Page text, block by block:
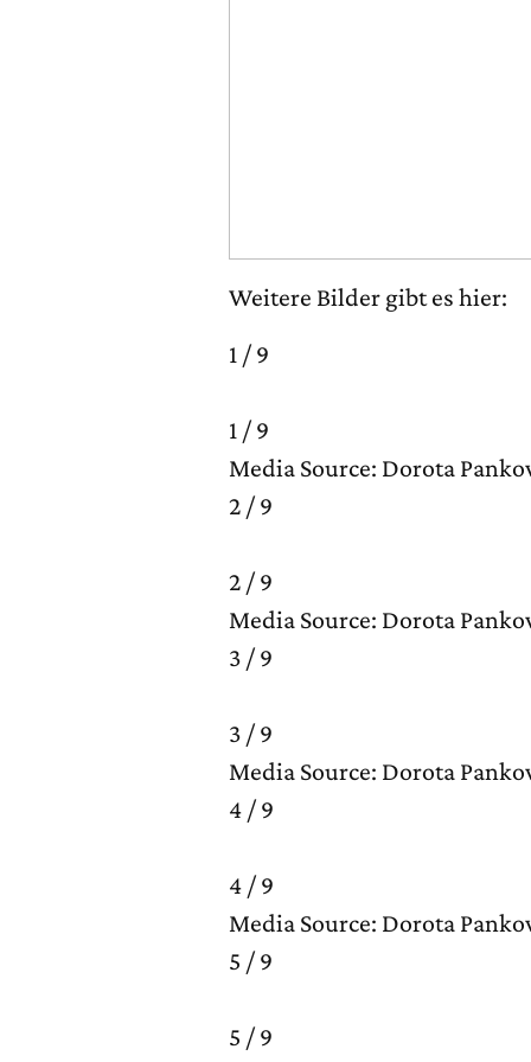
Weitere Bilder gibt es hier:
1 / 9
1 / 9
Media Source: Dorota
2 / 9
2 / 9
Media Source: Dorota
3 / 9
3 / 9
Media Source: Dorota
4 / 9
4 / 9
Media Source: Dorota
5 / 9
5 / 9